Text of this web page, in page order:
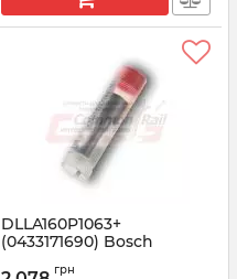
DLLA160P1063+
(0433171690) Bosсh
грн